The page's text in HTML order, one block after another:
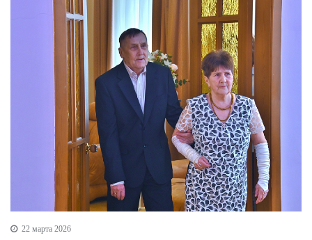
22 марта 2026